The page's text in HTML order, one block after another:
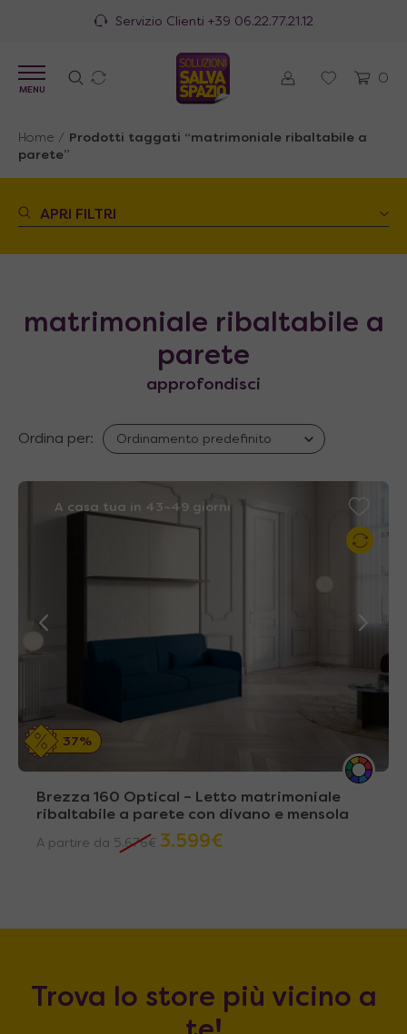
Servizio Clienti +39 06.22.77.21.12
0
MENU
Home /
Prodotti taggati “matrimoniale ribaltabile a
parete”
APRI FILTRI
matrimoniale ribaltabile a
parete
approfondisci
Ordina per:
A casa tua in 43~49 giorni
37%
Brezza 160 Optical – Letto matrimoniale
ribaltabile a parete con divano e mensola
A partire da 5.676€ 3.599€
Trova lo store più vicino a